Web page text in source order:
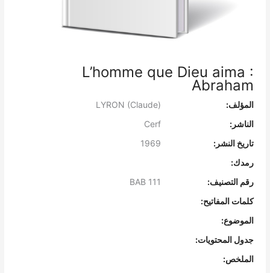
L’homme que Dieu aima :
Abraham
المؤلف:
الناشر:
Cerf
تاريخ النشر:
رمدك:
رقم التصنيف:
كلمات المفاتيح:
الموضوع:
جدول المحتويات:
الملخص: